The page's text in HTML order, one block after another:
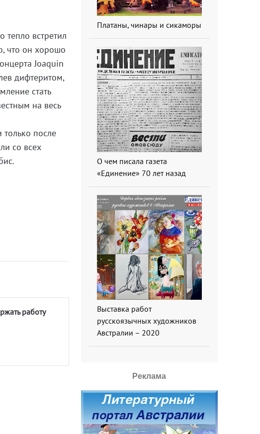
тепло встретил
что он хорошо
Joaquin
дифтеритом,
стать
на весь
после
со всех
работу
Платаны, чинары и сикаморы
О чем писала газета
«Единение» 70 лет назад
Выставка работ
русскоязычных художников
Австралии – 2020
Реклама